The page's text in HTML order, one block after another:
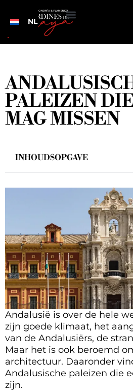
NL
PALEIZEN
MAG MISSEN
INHOUDSOPGAVE
Andalusië is over de hele
zijn goede klimaat, het
van de Andalusiërs, de
Maar het is ook beroemd
architectuur. Daaronder
Andalusische paleizen die
zijn.